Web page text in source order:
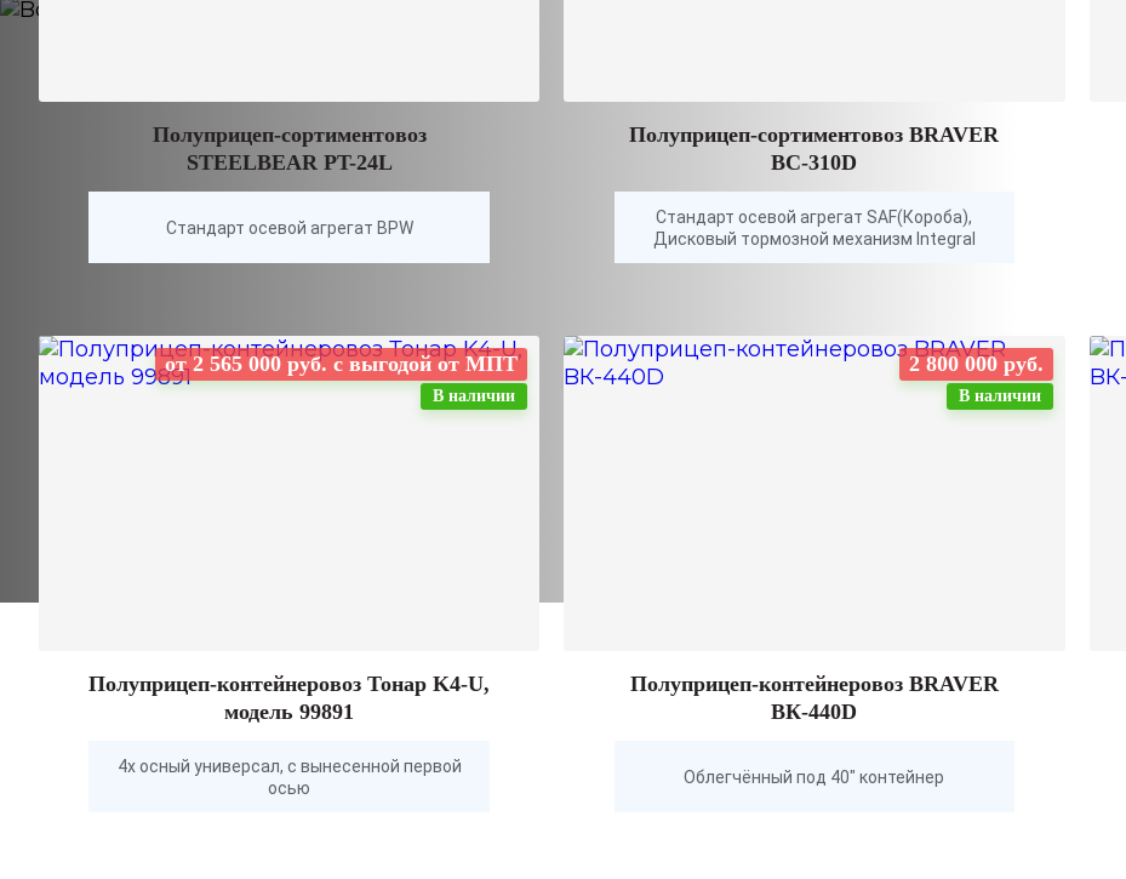
Полуприцеп-сортиментовоз
STEELBEAR PT-24L
Стандарт осевой агрегат BPW
Полуприцеп-сортиментовоз BRAVER
BC-310D
Стандарт осевой агрегат SAF(Короба),
Дисковый тормозной механизм Integral
от 2 565 000 руб. с выгодой от МПТ
В наличии
Полуприцеп-контейнеровоз Тонар K4-U,
модель 99891
4х осный универсал, с вынесенной первой
осью
2 800 000 руб.
В наличии
Полуприцеп-контейнеровоз BRAVER
BК-440D
Облегчённый под 40" контейнер